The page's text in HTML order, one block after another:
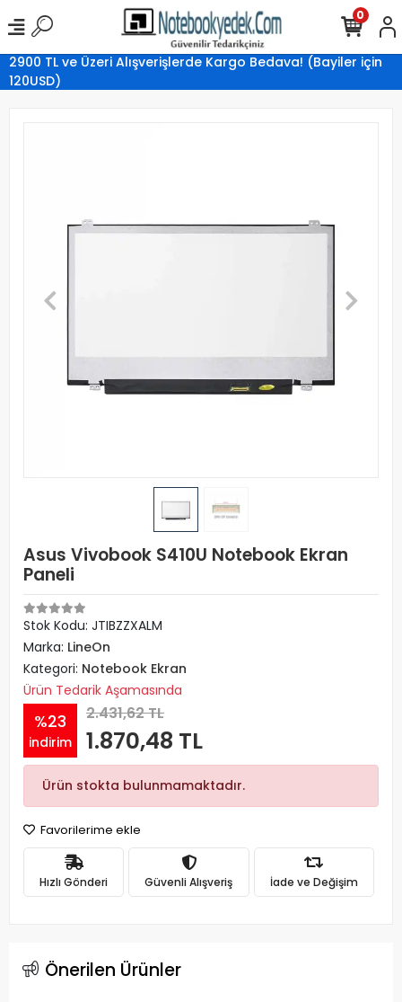
2900 TL ve Üzeri Alışverişlerde Kargo Bedava! (Bayiler için
120USD)
0
Asus Vivobook S410U Notebook Ekran
Paneli
Stok Kodu: JTIBZZXALM
Marka: LineOn
Kategori: Notebook Ekran
Ürün Tedarik Aşamasında
%23
indirim
2.431,62 TL
1.870,48 TL
Ürün stokta bulunmamaktadır.
Favorilerime ekle
Hızlı Gönderi Güvenli Alışveriş İade ve Değişim
Önerilen Ürünler